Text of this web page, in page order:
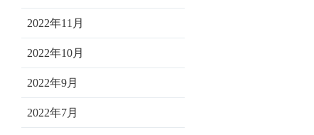
2022年11月
2022年10月
2022年9月
2022年7月